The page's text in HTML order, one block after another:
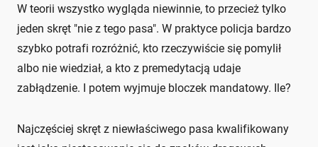
W teorii wszystko wygląda niewinnie, to przecież tylko
jeden skręt "nie z tego pasa". W praktyce policja bardzo
szybko potrafi rozróżnić, kto rzeczywiście się pomylił
albo nie wiedział, a kto z premedytacją udaje
zabłądzenie. I potem wyjmuje bloczek mandatowy. Ile?
Najczęściej skręt z niewłaściwego pasa kwalifikowany